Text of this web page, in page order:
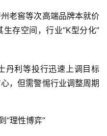
老窖等次高端品牌本就价
存空间，行业“K型分化”
丹利等投行迅速上调目标
，但需警惕行业调整周期
“理性博弈”